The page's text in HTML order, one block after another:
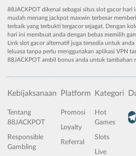
88JACKPOT dikenal sebagai situs slot gacor hari
mudah menang jackpot maxwin terbesar
terbaik yang terbukti tergacor sejagat. Dengan
hari ini membuat anda dengan bebas memilih
Link slot gacor alternatif juga tersedia untuk
leluasa tanpa perlu menggunakan aplikasi VPN
88JACKPOT ambil bonus anda untuk tambahan
Kebijaksanaan
Tentang
88JACKPOT
Responsible
Gambling
Platform
Promosi
Loyalty
Referral
Kategori
Hot
Games
Slots
Live